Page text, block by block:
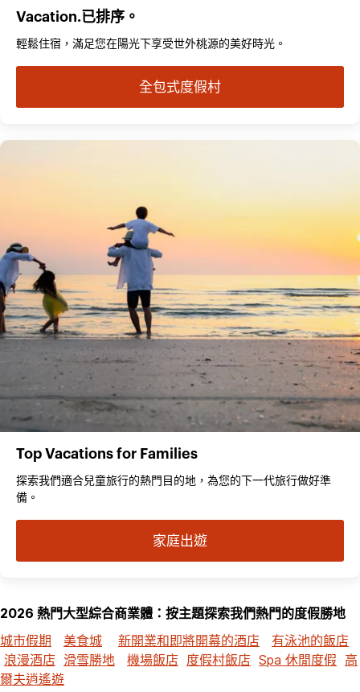
Vacation.已排序。
輕鬆住宿，滿足您在陽光下享受世外桃源的美好時光。
全包式度假村
Top Vacations for Families
探索我們適合兒童旅行的熱門目的地，為您的下一代旅行做好準
備。
家庭出遊
2026 熱門大型綜合商業體：按主題探索我們熱門的度假勝地
城市假期
美食城 新開業和即將開幕的酒店
有泳池的飯店
浪漫酒店 滑雪勝地 機場飯店 度假村飯店 Spa 休閒度假 高
爾夫逍遙遊